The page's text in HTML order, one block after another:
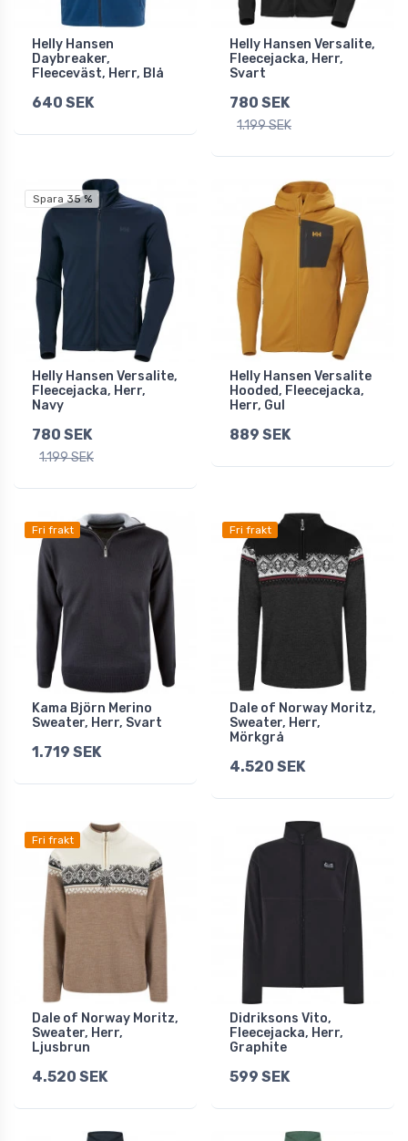
Helly Hansen
Daybreaker,
Fleeceväst, Herr, Blå
640 SEK
Helly Hansen Versalite,
Fleecejacka, Herr,
Svart
780 SEK
1.199 SEK
Spara 35 %
Helly Hansen Versalite,
Fleecejacka, Herr,
Navy
780 SEK
1.199 SEK
Helly Hansen Versalite
Hooded, Fleecejacka,
Herr, Gul
889 SEK
Fri frakt
Kama Björn Merino
Sweater, Herr, Svart
1.719 SEK
Fri frakt
Dale of Norway Moritz,
Sweater, Herr,
Mörkgrå
4.520 SEK
Fri frakt
Dale of Norway Moritz,
Sweater, Herr,
Ljusbrun
4.520 SEK
Didriksons Vito,
Fleecejacka, Herr,
Graphite
599 SEK